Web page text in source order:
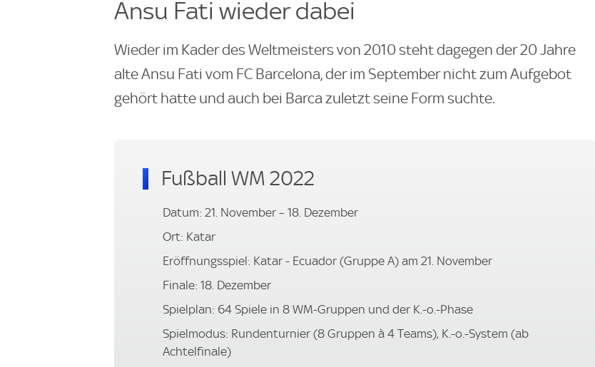
Ansu Fati wieder dabei
Wieder im Kader des Weltmeisters von 2010 steht dagegen der 20 Jahre
alte Ansu Fati vom FC Barcelona, der im September nicht zum Aufgebot
gehört hatte und auch bei Barca zuletzt seine Form suchte.
Fußball WM 2022
Datum: 21. November – 18. Dezember
Ort: Katar
Eröffnungsspiel: Katar - Ecuador (Gruppe A) am 21. November
Finale: 18. Dezember
Spielplan: 64 Spiele in 8 WM-Gruppen und der K.-o.-Phase
Spielmodus: Rundenturnier (8 Gruppen à 4 Teams), K.-o.-System (ab
Achtelfinale)